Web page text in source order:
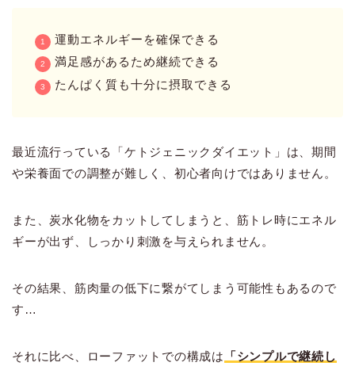
運動エネルギーを確保できる
満足感があるため継続できる
たんぱく質も十分に摂取できる
最近流行っている「ケトジェニックダイエット」は、期間
や栄養面での調整が難しく、初心者向けではありません。
また、炭水化物をカットしてしまうと、筋トレ時にエネル
ギーが出ず、しっかり刺激を与えられません。
その結果、筋肉量の低下に繋がてしまう可能性もあるので
す…
それに比べ、ローファットでの構成は
「シンプルで継続し